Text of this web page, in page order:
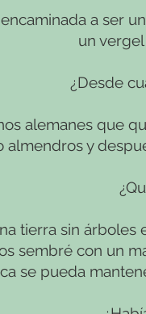
a ser
un
¿Desde
alemanes que
almendros y
tierra sin árboles
sembré con un
se pueda